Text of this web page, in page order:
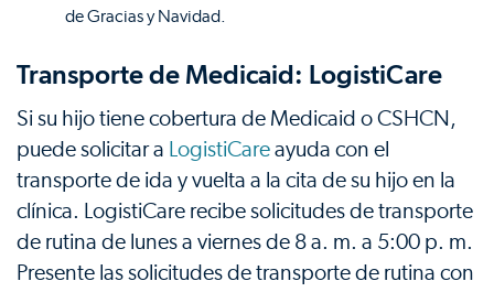
de Gracias y Navidad.
Transporte de Medicaid: LogistiCare
Si su hijo tiene cobertura de Medicaid o CSHCN,
puede solicitar a LogistiCare ayuda con el
transporte de ida y vuelta a la cita de su hijo en la
clínica. LogistiCare recibe solicitudes de transporte
de rutina de lunes a viernes de 8 a. m. a 5:00 p. m.
Presente las solicitudes de transporte de rutina con